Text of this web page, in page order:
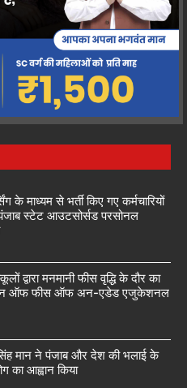
माध्यम से भर्ती किए गए कर्मचारियों
स्टेट आउटसोर्सड परसोनल
मनमानी फीस वृद्धि के दौर का
ऑफ फीस ऑफ अन-एडेड एजुकेशनल
मान ने पंजाब और देश की भलाई के
का आह्वान किया